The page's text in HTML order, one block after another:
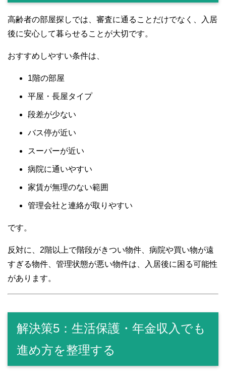
高齢者の部屋探しでは、審査に通ることだけでなく、入居
後に安心して暮らせることが大切です。
おすすめしやすい条件は、
1階の部屋
平屋・長屋タイプ
段差が少ない
バス停が近い
スーパーが近い
病院に通いやすい
家賃が無理のない範囲
管理会社と連絡が取りやすい
です。
反対に、2階以上で階段がきつい物件、病院や買い物が遠
すぎる物件、管理状態が悪い物件は、入居後に困る可能性
があります。
解決策5：生活保護・年金収入でも
進め方を整理する